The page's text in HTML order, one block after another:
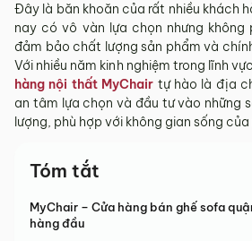
Đây là băn khoăn của rất nhiều khách
nay có vô vàn lựa chọn nhưng
đảm bảo chất lượng sản phẩm và
Với nhiều năm kinh nghiệm trong lĩnh
hàng nội thất MyChair tự hào là địa
an tâm lựa chọn và đầu tư vào những
lượng, phù hợp với không gian sống của
Tóm tắt
MyChair – Cửa hàng bán ghế sofa
hàng đầu